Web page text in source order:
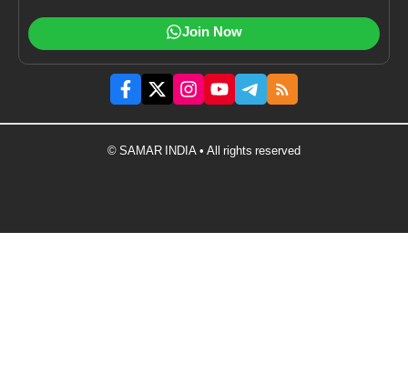
Join Now
© SAMAR INDIA • All rights reserved